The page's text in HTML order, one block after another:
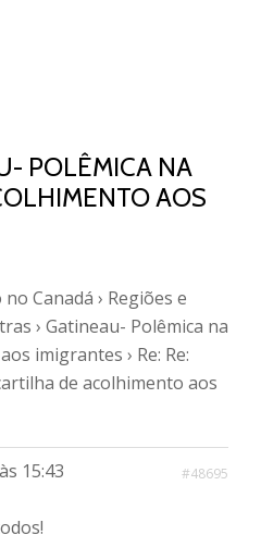
POLÊMICA NA
AOS
no Canadá › Regiões e
› Gatineau- Polêmica na
imigrantes › Re: Re:
de acolhimento aos
15:43 #48695